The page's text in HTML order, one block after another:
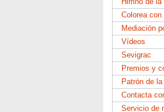
Colorea
Mediación
Vídeos
Sevigrac
Premios y
Patrón de
Contacta
Servicio de